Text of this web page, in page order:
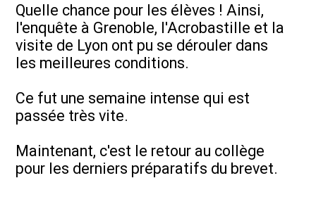
Quelle chance pour les élèves ! Ainsi,
l'enquête à Grenoble, l'Acrobastille et la
visite de Lyon ont pu se dérouler dans
les meilleures conditions.
Ce fut une semaine intense qui est
passée très vite.
Maintenant, c'est le retour au collège
pour les derniers préparatifs du brevet.